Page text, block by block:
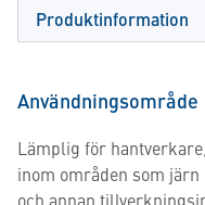
Produktinformation
Användningsområde
Lämplig för
inom områden som
och annan